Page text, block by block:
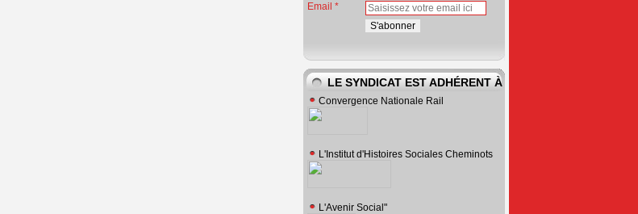
Email
LE SYNDICAT EST ADHÉRENT À
Convergence Nationale Rail
L'Institut d'Histoires Sociales Cheminots
L'Avenir Social"